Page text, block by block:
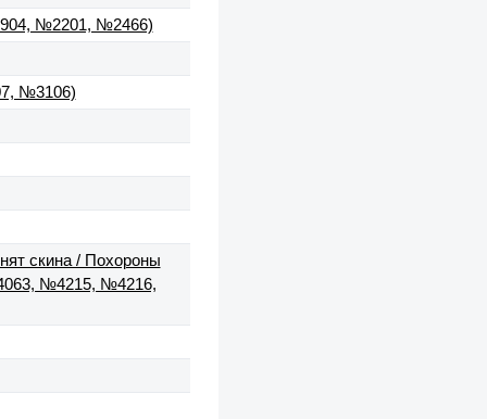
№2201, №2466)
№3106)
скина / Похороны
№4215, №4216,